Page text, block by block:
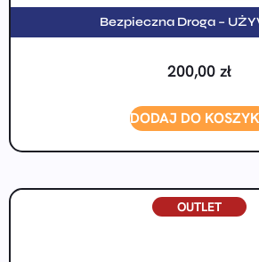
Bezpieczna Droga –
200,00 zł
DODAJ DO
OUTLET